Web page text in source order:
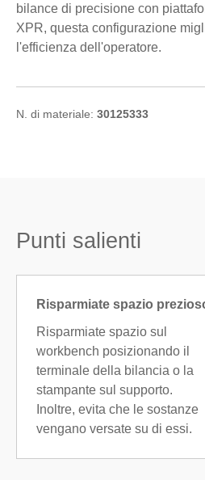
bilance di precisione con
XPR, questa configurazione
l'efficienza dell'operatore.
N. di materiale: 30125333
Punti salienti
Risparmiate spazio
Risparmiate spazio sul
workbench posizionando il
terminale della bilancia o la
stampante sul supporto.
Inoltre, evita che le sostanze
vengano versate su di essi.